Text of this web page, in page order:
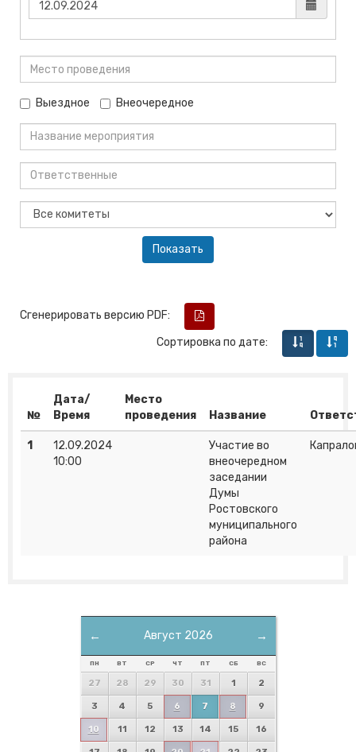
Выездное Внеочередное
Сгенерировать версию PDF:
Сортировка по дате:
№
Дата/
Время
Место
проведения
Название
1
12.09.2024
10:00
Участие во
внеочередном
заседании
Думы
Ростовского
муниципального
района
← →
Август 2026
ПН ВТ СР ЧТ ПТ СБ ВС
27 28 29 30 31 1 2
3 4 5 6 7 8 9
10 11 12 13 14 15 16